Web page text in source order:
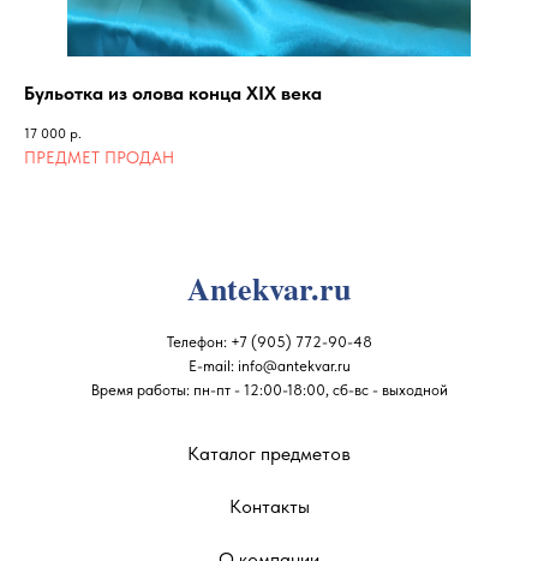
Бульотка из олова конца XIX века
17 000 р.
Телефон: +7 (905) 772-90-48
E-mail: info@antekvar.ru
Время работы: пн-пт - 12:00-18:00, сб-вс - выходной
Antekvar.ru
Каталог предметов
Контакты